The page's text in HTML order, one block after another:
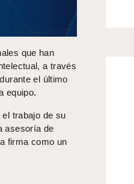
que han
a través
el último
equipo.
trabajo de su
asesoría de
firma como un